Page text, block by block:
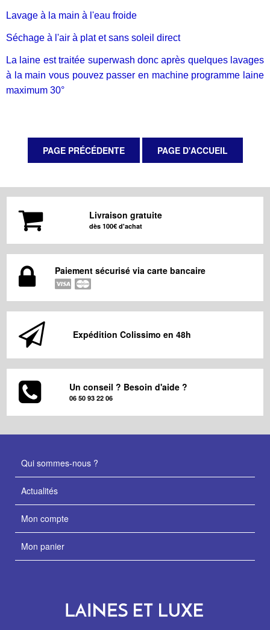
Lavage à la main à l'eau froide
Séchage à l'air à plat et sans soleil direct
La laine est traitée superwash donc après quelques lavages
à la main vous pouvez passer en machine programme laine
maximum 30°
Livraison gratuite
dès 100€ d'achat
Paiement sécurisé via carte bancaire
Expédition Colissimo en 48h
Un conseil ? Besoin d'aide ?
06 50 93 22 06
Qui sommes-nous ?
Actualités
Mon compte
Mon panier